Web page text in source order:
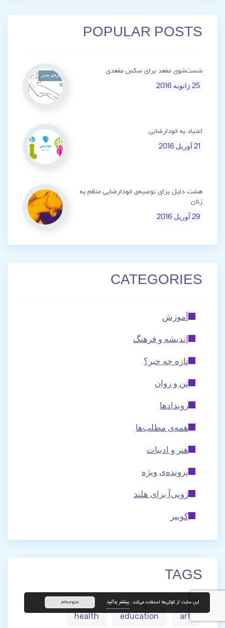
POPULAR POSTS
شست‌شوی مقعد برای سکس مقعدی
25 ژانویه 2016
اعتیاد به خودارضایی
21 آوریل 2016
هشت دلیل برای توصیه‌ی خودارضایی منظم به
زنان
29 آوریل 2016
CATEGORIES
آموزش
اندیشه و فرهنگ
تازه چه خبر؟
تن و روان
رویدادها
همه‌ی مطلب‌ها
هنر و ادبیات
پرونده‌ی ویژه
ژوپی‌آ برای هلند
کوییر
TAGS
art
education
health
این سایت از کوکی‌ها استفاده می‌کند. بیتشر بدانید متوجه‌ام